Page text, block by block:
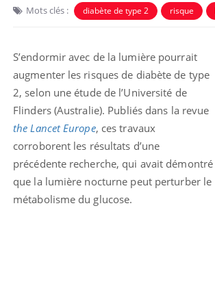
Mots clés : diabète de type 2 risque
S’endormir avec de la lumière pourrait
augmenter les risques de diabète de type
2, selon une étude de l’Université de
Flinders (Australie). Publiés dans la revue
the Lancet Europe, ces travaux
corroborent les résultats d’une
précédente recherche, qui avait démontré
que la lumière nocturne peut perturber le
métabolisme du glucose.
Les médicaments GLP-1
protègent-ils aussi les os
?
Cytomégalovirus : ce qui
change dans la prise en
charge des femmes
enceintes